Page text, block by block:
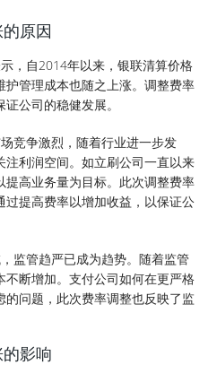
原因
，自2014年以来，银联清算价格
管理成本也随之上涨。调整费率
公司的稳健发展。
竞争激烈，随着行业进一步发
利润空间。如立刷公司一直以来
高业务量为目标。此次调整费率
提高费率以增加收益，以保证公
监管趋严已成为趋势。随着监管
断增加。支付公司如何在更严格
问题，此次费率调整也反映了监
影响